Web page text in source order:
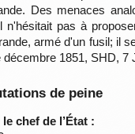
Des menaces
n'hésitait pas à
armé d'un fusil; il
1851, SHD, 7
de peine
chef de l’État :